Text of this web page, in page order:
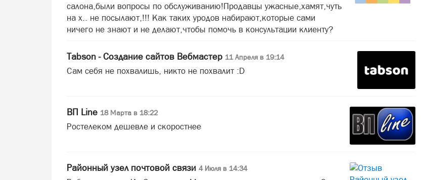
салона,были вопросы по обслуживанию!Продавцы ужасные,хамят,чуть
на х.. не посылают,!!! Как таких уродов набирают,которые сами
ничего не знают и не делают,чтобы помочь в консультации клиенту?
Tabson - Создание сайтов Вебмастер 11 Апреля в 19:14
Сам себя не похвалишь, никто не похвалит :D
ВП Line 18 Марта в 18:22
Ростелеком дешевле и скоростнее
Районный узел почтовой связи 4 Июля в 14:34